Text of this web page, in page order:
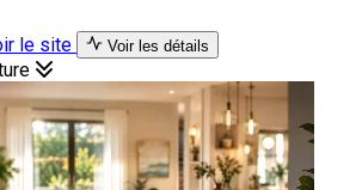
le site Voir les détails